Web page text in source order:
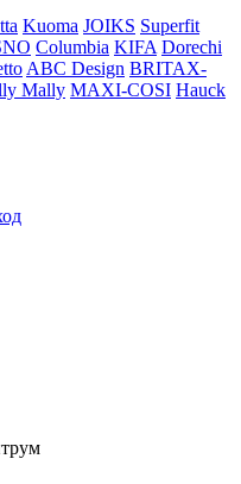
Kuoma JOIKS Superfit
Columbia KIFA Dorechi
ABC Design BRITAX-
Mally MAXI-COSI Hauck